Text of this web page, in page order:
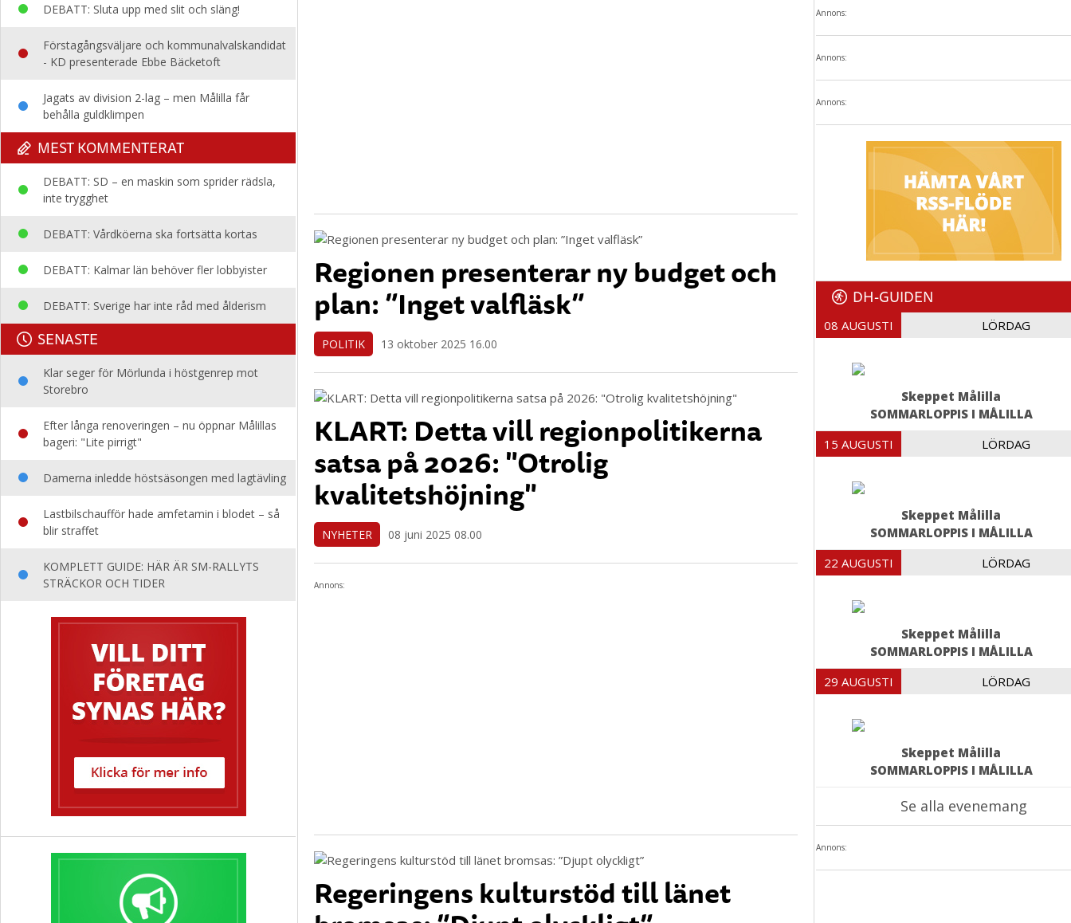
DEBATT: Sluta upp med slit och släng!
Förstagångsväljare och kommunalvalskandidat
- KD presenterade Ebbe Bäcketoft
Jagats av division 2-lag – men Målilla får
behålla guldklimpen
MEST KOMMENTERAT
DEBATT: SD – en maskin som sprider rädsla,
inte trygghet
DEBATT: Vårdköerna ska fortsätta kortas
DEBATT: Kalmar län behöver fler lobbyister
DEBATT: Sverige har inte råd med ålderism
SENASTE
Klar seger för Mörlunda i höstgenrep mot
Storebro
Efter långa renoveringen – nu öppnar Målillas
bageri: "Lite pirrigt"
Damerna inledde höstsäsongen med lagtävling
Lastbilschaufför hade amfetamin i blodet – så
blir straffet
KOMPLETT GUIDE: HÄR ÄR SM-RALLYTS
STRÄCKOR OCH TIDER
Regionen presenterar ny budget och
plan: ”Inget valfläsk”
POLITIK 13 oktober 2025 16.00
KLART: Detta vill regionpolitikerna
satsa på 2026: "Otrolig
kvalitetshöjning"
NYHETER 08 juni 2025 08.00
Annons:
Regeringens kulturstöd till länet
Annons:
Annons:
Annons:
DH-GUIDEN
08 AUGUSTI LÖRDAG
Skeppet Målilla
SOMMARLOPPIS I MÅLILLA
15 AUGUSTI LÖRDAG
Skeppet Målilla
SOMMARLOPPIS I MÅLILLA
22 AUGUSTI LÖRDAG
Skeppet Målilla
SOMMARLOPPIS I MÅLILLA
29 AUGUSTI LÖRDAG
Skeppet Målilla
SOMMARLOPPIS I MÅLILLA
Se alla evenemang
Annons: